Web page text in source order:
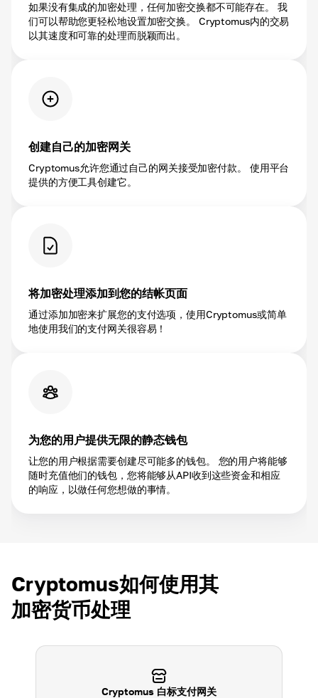
如果没有集成的加密处理，任何加密交换都不可能存在。 我
们可以帮助您更轻松地设置加密交换。 Cryptomus内的交易
以其速度和可靠的处理而脱颖而出。
创建自己的加密网关
Cryptomus允许您通过自己的网关接受加密付款。 使用平台
提供的方便工具创建它。
将加密处理添加到您的结帐页面
通过添加加密来扩展您的支付选项，使用Cryptomus或简单
地使用我们的支付网关很容易！
为您的用户提供无限的静态钱包
让您的用户根据需要创建尽可能多的钱包。 您的用户将能够
随时充值他们的钱包，您将能够从API收到这些资金和相应
的响应，以做任何您想做的事情。
Cryptomus如何使用其
加密货币处理
Cryptomus 白标支付网关